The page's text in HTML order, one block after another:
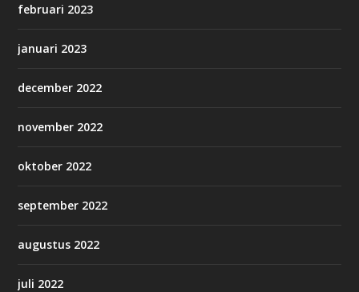
februari 2023
januari 2023
december 2022
november 2022
oktober 2022
september 2022
augustus 2022
juli 2022